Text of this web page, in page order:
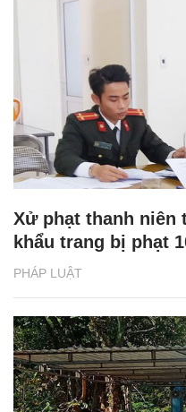
PHÁP LUẬT
Xử phạt thanh niên
khẩu trang bị phạt